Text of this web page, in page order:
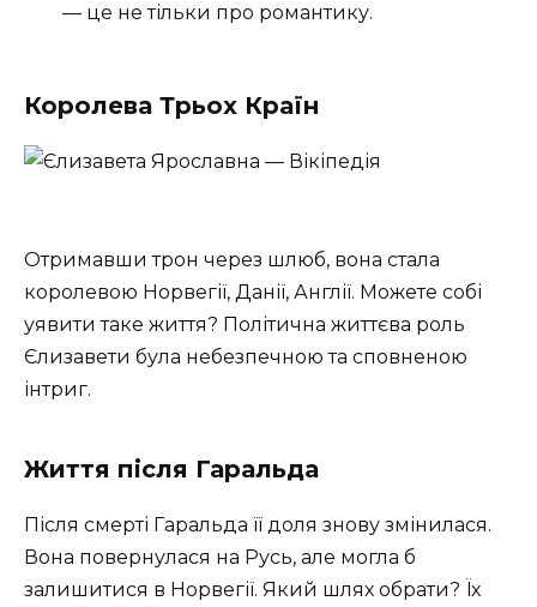
— це не тільки про романтику.
Королева Трьох Країн
Отримавши трон через шлюб, вона стала
королевою Норвегії, Данії, Англії. Можете собі
уявити таке життя? Політична життєва роль
Єлизавети була небезпечною та сповненою
інтриг.
Життя після Гаральда
Після смерті Гаральда її доля знову змінилася.
Вона повернулася на Русь, але могла б
залишитися в Норвегії. Який шлях обрати? Їх